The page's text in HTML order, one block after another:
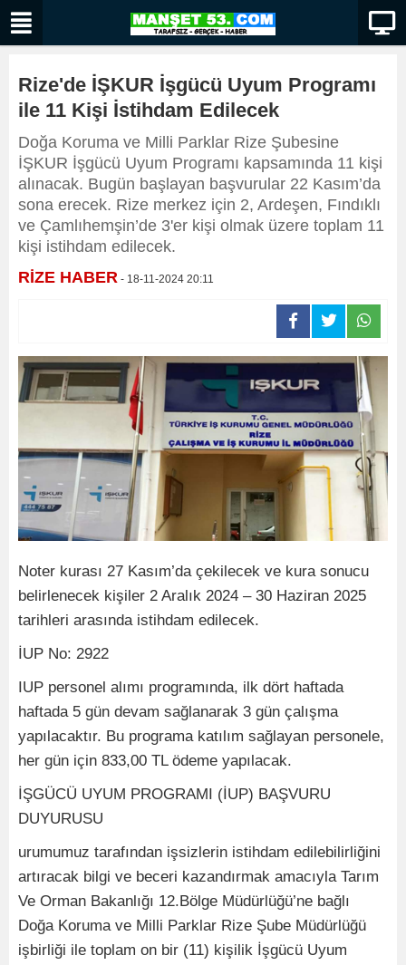
Rize'de İŞKUR İşgücü Uyum Programı
ile 11 Kişi İstihdam Edilecek
Doğa Koruma ve Milli Parklar Rize Şubesine
İŞKUR İşgücü Uyum Programı kapsamında 11 kişi
alınacak. Bugün başlayan başvurular 22 Kasım’da
sona erecek. Rize merkez için 2, Ardeşen, Fındıklı
ve Çamlıhemşin’de 3'er kişi olmak üzere toplam 11
kişi istihdam edilecek.
RİZE HABER - 18-11-2024 20:11
Noter kurası 27 Kasım’da çekilecek ve kura sonucu
belirlenecek kişiler 2 Aralık 2024 – 30 Haziran 2025
tarihleri arasında istihdam edilecek.
İUP No: 2922
IUP personel alımı programında, ilk dört haftada
haftada 5 gün devam sağlanarak 3 gün çalışma
yapılacaktır. Bu programa katılım sağlayan personele,
her gün için 833,00 TL ödeme yapılacak.
İŞGÜCÜ UYUM PROGRAMI (İUP) BAŞVURU
DUYURUSU
urumumuz tarafından işsizlerin istihdam edilebilirliğini
artıracak bilgi ve beceri kazandırmak amacıyla Tarım
Ve Orman Bakanlığı 12.Bölge Müdürlüğü’ne bağlı
Doğa Koruma ve Milli Parklar Rize Şube Müdürlüğü
işbirliği ile toplam on bir (11) kişilik İşgücü Uyum